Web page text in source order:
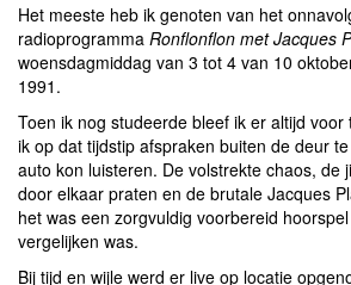
Het meeste heb ik genoten van het
radioprogramma Ronflonflon met Jacques
woensdagmiddag van 3 tot 4 van 10
1991.
Toen ik nog studeerde bleef ik er altijd
ik op dat tijdstip afspraken buiten de deur
auto kon luisteren. De volstrekte chaos, de
door elkaar praten en de brutale Jacques
het was een zorgvuldig voorbereid
vergelijken was.
Bij tijd en wijle werd er live op locatie